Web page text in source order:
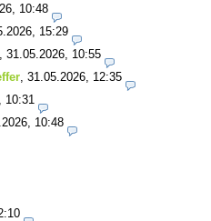
10:48
15:29
31.05.2026, 10:55
31.05.2026, 12:35
10:31
10:48